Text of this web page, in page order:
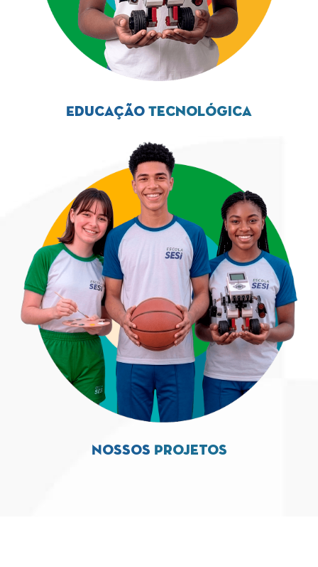
Educação Tecnológica
Nossos Projetos